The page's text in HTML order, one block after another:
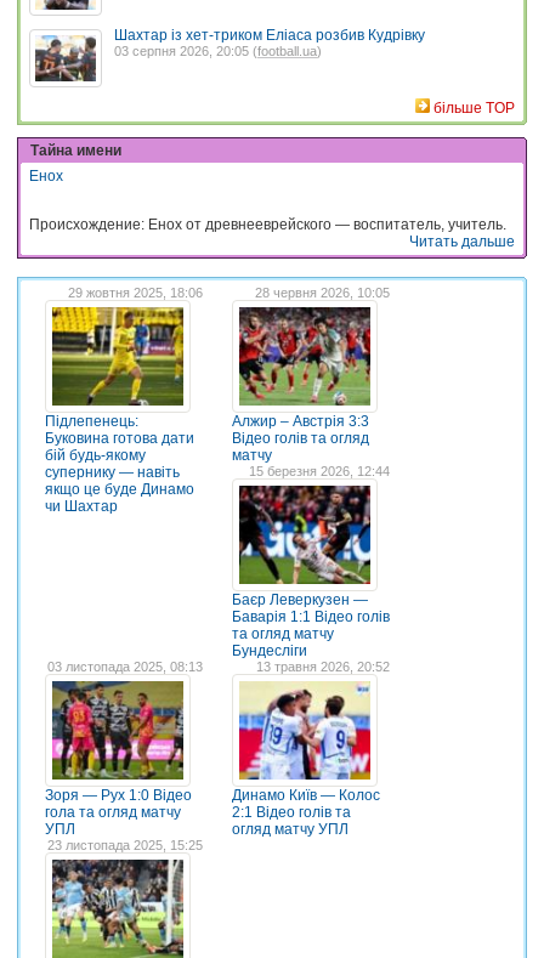
Шахтар із хет-триком Еліаса розбив Кудрівку
03 серпня 2026, 20:05 (football.ua)
більше TOP
Тайна имени
Енох
Происхождение: Енох от древнееврейского — воспитатель, учитель.
Читать дальше
29 жовтня 2025, 18:06
Підлепенець:
Буковина готова дати
бій будь-якому
супернику — навіть
якщо це буде Динамо
чи Шахтар
28 червня 2026, 10:05
Алжир – Австрія 3:3
Відео голів та огляд
матчу
15 березня 2026, 12:44
Баєр Леверкузен —
Баварія 1:1 Відео голів
та огляд матчу
Бундесліги
03 листопада 2025, 08:13
Зоря — Рух 1:0 Відео
гола та огляд матчу
УПЛ
13 травня 2026, 20:52
Динамо Київ — Колос
2:1 Відео голів та
огляд матчу УПЛ
23 листопада 2025, 15:25